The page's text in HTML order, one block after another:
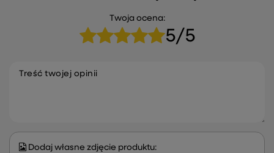
Twoja ocena:
5/5
Treść twojej opinii
Dodaj własne zdjęcie produktu: